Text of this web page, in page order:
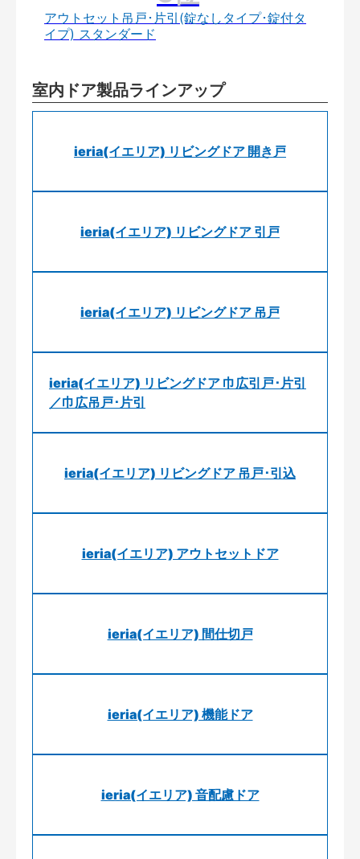
アウトセット吊戸･片引(錠なしタイプ･錠付タ
イプ) スタンダード
室内ドア製品ラインアップ
ieria(イエリア) リビングドア 開き戸
ieria(イエリア) リビングドア 引戸
ieria(イエリア) リビングドア 吊戸
ieria(イエリア) リビングドア 巾広引戸･片引
／巾広吊戸･片引
ieria(イエリア) リビングドア 吊戸･引込
ieria(イエリア) アウトセットドア
ieria(イエリア) 間仕切戸
ieria(イエリア) 機能ドア
ieria(イエリア) 音配慮ドア